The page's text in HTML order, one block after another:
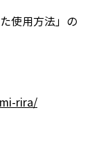
使用方法」の
rira/